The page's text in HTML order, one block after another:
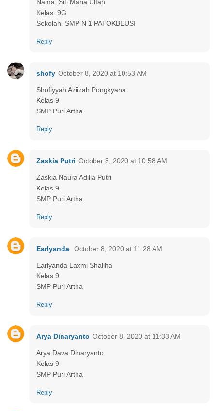
Nama: Siti Maria Ulfah
Kelas :9G
Sekolah: SMP N 1 PATOKBEUSI
Reply
shofy October 8, 2020 at 10:53 AM
Shofiyyah Aziizah Pongkyana
Kelas 9
SMP Puri Artha
Reply
Zaskia Putri October 8, 2020 at 10:58 AM
Zaskia Naura Adilia Putri
Kelas 9
SMP Puri Artha
Reply
Earlyanda October 8, 2020 at 11:28 AM
Earlyanda Laxmi Shaliha
Kelas 9
SMP Puri Artha
Reply
Arya Dinaryanto October 8, 2020 at 11:33 AM
Arya Dava Dinaryanto
Kelas 9
SMP Puri Artha
Reply